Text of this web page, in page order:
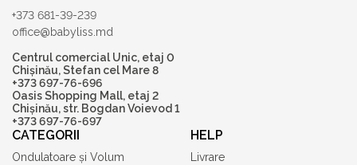
+373 681-39-239
office@babyliss.md
Centrul comercial Unic, etaj 0
Chișinău, Stefan cel Mare 8
+373 697-76-696
Oasis Shopping Mall, etaj 2
Chișinău, str. Bogdan Voievod 1
+373 697-76-697
CATEGORII
Ondulatoare și Volum
HELP
Livrare